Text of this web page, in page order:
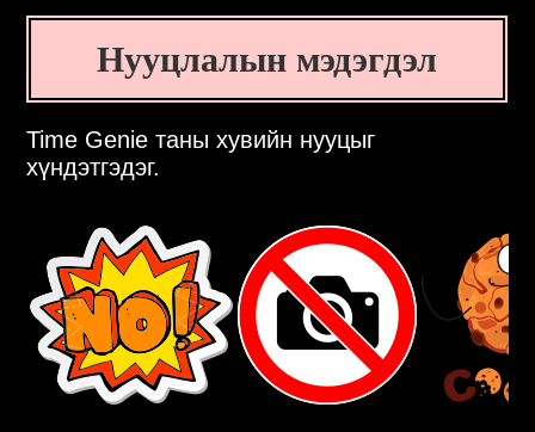
Нууцлалын мэдэгдэл
Time Genie таны хувийн нууцыг
хүндэтгэдэг.